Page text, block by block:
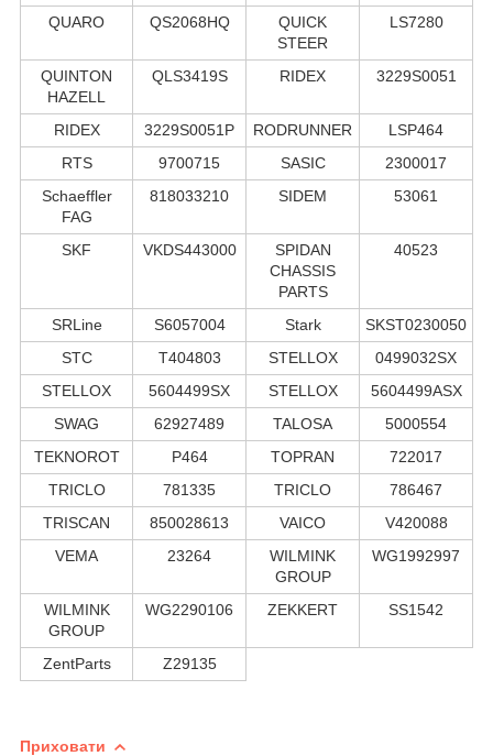
QUARO
QS2068HQ
QUICK
STEER
LS7280
QUINTON
HAZELL
QLS3419S RIDEX 3229S0051
RIDEX 3229S0051P RODRUNNER
LSP464
RTS
9700715 SASIC
2300017
Schaeffler
FAG
818033210 SIDEM 53061
SKF VKDS443000
SPIDAN
CHASSIS
PARTS
40523
SRLine S6057004 Stark
SKST0230050
STC
T404803 STELLOX
0499032SX
STELLOX
5604499SX STELLOX
5604499ASX
SWAG
62927489 TALOSA
5000554
TEKNOROT
P464 TOPRAN
722017
TRICLO
781335 TRICLO
786467
TRISCAN
850028613 VAICO
V420088
VEMA
23264
WILMINK
GROUP
WG1992997
WILMINK
GROUP
WG2290106 ZEKKERT SS1542
ZentParts Z29135
Приховати